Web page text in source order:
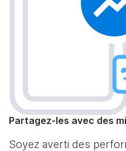
Partagez-les avec des
Soyez averti des